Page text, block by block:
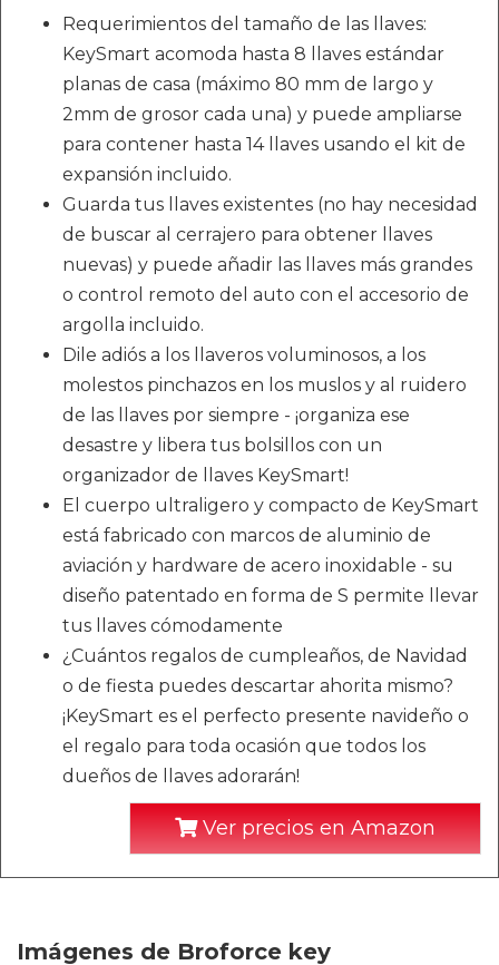
Requerimientos del tamaño de las llaves:
KeySmart acomoda hasta 8 llaves estándar
planas de casa (máximo 80 mm de largo y
2mm de grosor cada una) y puede ampliarse
para contener hasta 14 llaves usando el kit de
expansión incluido.
Guarda tus llaves existentes (no hay necesidad
de buscar al cerrajero para obtener llaves
nuevas) y puede añadir las llaves más grandes
o control remoto del auto con el accesorio de
argolla incluido.
Dile adiós a los llaveros voluminosos, a los
molestos pinchazos en los muslos y al ruidero
de las llaves por siempre - ¡organiza ese
desastre y libera tus bolsillos con un
organizador de llaves KeySmart!
El cuerpo ultraligero y compacto de KeySmart
está fabricado con marcos de aluminio de
aviación y hardware de acero inoxidable - su
diseño patentado en forma de S permite llevar
tus llaves cómodamente
¿Cuántos regalos de cumpleaños, de Navidad
o de fiesta puedes descartar ahorita mismo?
¡KeySmart es el perfecto presente navideño o
el regalo para toda ocasión que todos los
dueños de llaves adorarán!
Ver precios en Amazon
Imágenes de Broforce key